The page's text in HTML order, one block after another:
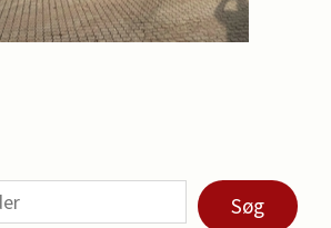
Søg